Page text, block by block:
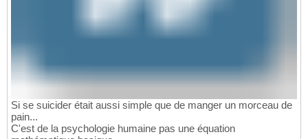
Si se suicider était aussi simple que de manger un morceau de
pain...
C'est de la psychologie humaine pas une équation